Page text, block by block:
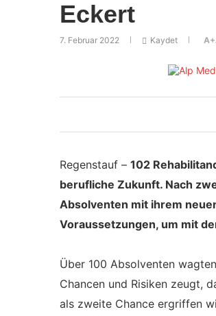
Eckert
7. Februar 2022 Kaydet A+
Regenstauf – 102
berufliche Zukunft. Nach
Absolventen mit ihrem
Voraussetzungen, um mit
Über 100 Absolventen
Chancen und Risiken zeugt,
als zweite Chance ergriffen